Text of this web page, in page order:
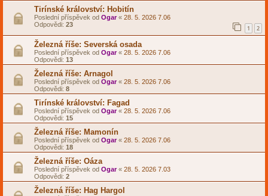
Tirínské království: Hobitín
Poslední příspěvek od Ogar« 28. 5. 2026 7.06
Odpovědi: 23 1 2
Železná říše: Severská osada
Poslední příspěvek od Ogar« 28. 5. 2026 7.06
Odpovědi: 13
Železná říše: Arnagol
Poslední příspěvek od Ogar« 28. 5. 2026 7.06
Odpovědi: 8
Tirínské království: Fagad
Poslední příspěvek od Ogar« 28. 5. 2026 7.06
Odpovědi: 15
Železná říše: Mamonín
Poslední příspěvek od Ogar« 28. 5. 2026 7.06
Odpovědi: 18
Železná říše: Oáza
Poslední příspěvek od Ogar« 28. 5. 2026 7.03
Odpovědi: 2
Železná říše: Hag Hargol